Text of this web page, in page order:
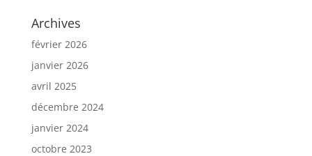
Archives
février 2026
janvier 2026
avril 2025
décembre 2024
janvier 2024
octobre 2023